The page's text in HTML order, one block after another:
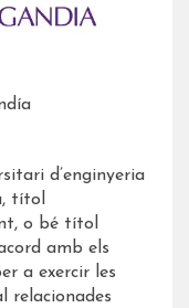
d’enginyeria
títol
o bé títol
amb els
a exercir les
relacionades